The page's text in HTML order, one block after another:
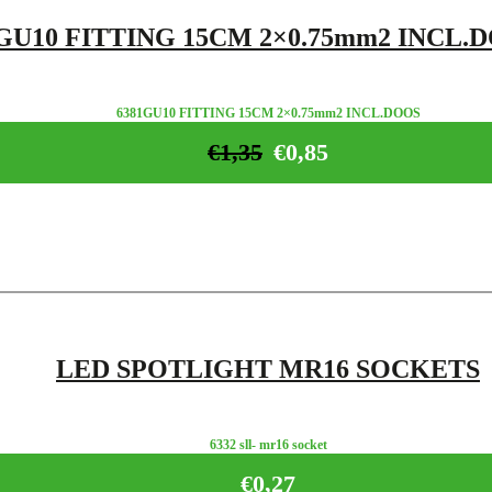
FITTING 15CM 2×0.75mm2
6381GU10 FITTING 15CM 2×0.75mm2 INCL.DOOS
€0,85
€1,35
LED SPOTLIGHT MR16 SOCKETS
6332 sll- mr16 socket
€0,27